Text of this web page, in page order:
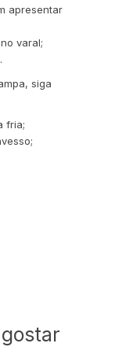
apresentar
varal;
siga
fria;